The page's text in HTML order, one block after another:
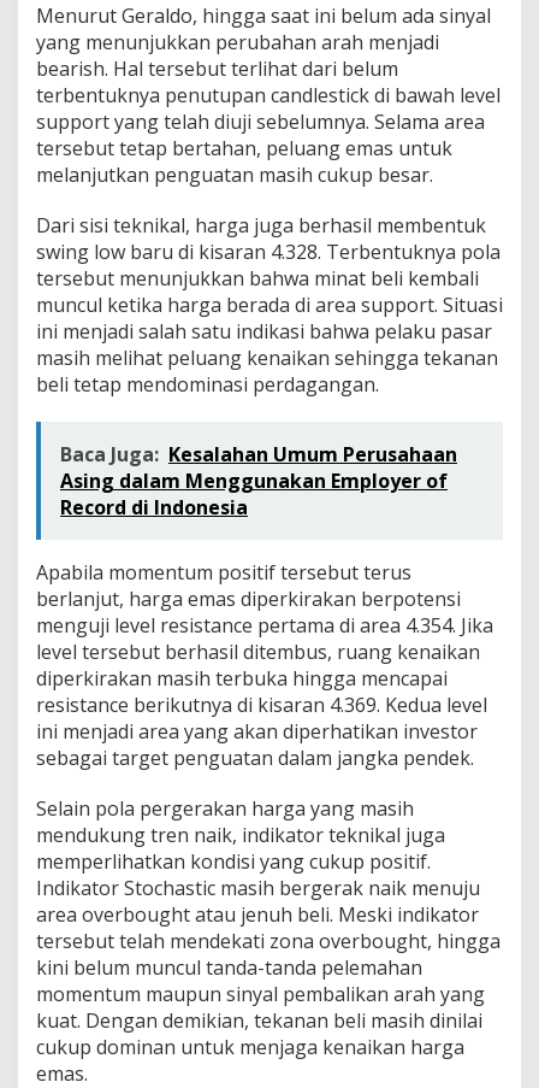
Menurut Geraldo, hingga saat ini belum ada sinyal
yang menunjukkan perubahan arah menjadi
bearish. Hal tersebut terlihat dari belum
terbentuknya penutupan candlestick di bawah level
support yang telah diuji sebelumnya. Selama area
tersebut tetap bertahan, peluang emas untuk
melanjutkan penguatan masih cukup besar.
Dari sisi teknikal, harga juga berhasil membentuk
swing low baru di kisaran 4.328. Terbentuknya pola
tersebut menunjukkan bahwa minat beli kembali
muncul ketika harga berada di area support. Situasi
ini menjadi salah satu indikasi bahwa pelaku pasar
masih melihat peluang kenaikan sehingga tekanan
beli tetap mendominasi perdagangan.
Baca Juga: Kesalahan Umum Perusahaan
Asing dalam Menggunakan Employer of
Record di Indonesia
Apabila momentum positif tersebut terus
berlanjut, harga emas diperkirakan berpotensi
menguji level resistance pertama di area 4.354. Jika
level tersebut berhasil ditembus, ruang kenaikan
diperkirakan masih terbuka hingga mencapai
resistance berikutnya di kisaran 4.369. Kedua level
ini menjadi area yang akan diperhatikan investor
sebagai target penguatan dalam jangka pendek.
Selain pola pergerakan harga yang masih
mendukung tren naik, indikator teknikal juga
memperlihatkan kondisi yang cukup positif.
Indikator Stochastic masih bergerak naik menuju
area overbought atau jenuh beli. Meski indikator
tersebut telah mendekati zona overbought, hingga
kini belum muncul tanda-tanda pelemahan
momentum maupun sinyal pembalikan arah yang
kuat. Dengan demikian, tekanan beli masih dinilai
cukup dominan untuk menjaga kenaikan harga
emas.